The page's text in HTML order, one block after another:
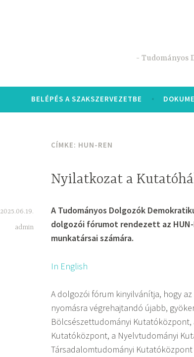
Tudományos
BELÉPÉS A SZAKSZERVEZETBE
CÍMKE: HUN-REN
Nyilatkozat a
2025.06.19.
admin
A Tudományos Dolgozók
dolgozói fórumot rendezett az
munkatársai számára.
In English
A dolgozói fórum kinyilvánítja, hogy
nyomásra végrehajtandó újabb,
Bölcsészettudományi Kutatóközpont,
Kutatóközpont, a Nyelvtudományi
Társadalomtudományi Kutatóközpont